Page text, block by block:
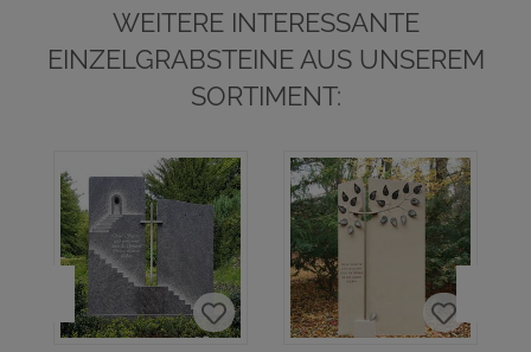
WEITERE INTERESSANTE
EINZELGRABSTEINE AUS UNSEREM
SORTIMENT: